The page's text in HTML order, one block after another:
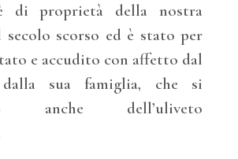
di proprietà della nostra
secolo scorso ed è stato per
e accudito con affetto dal
sua famiglia, che si
anche dell’uliveto